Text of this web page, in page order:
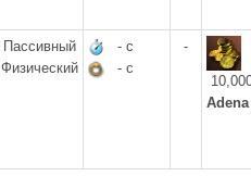
Пассивный
Физический
- с
- с
-
Adena